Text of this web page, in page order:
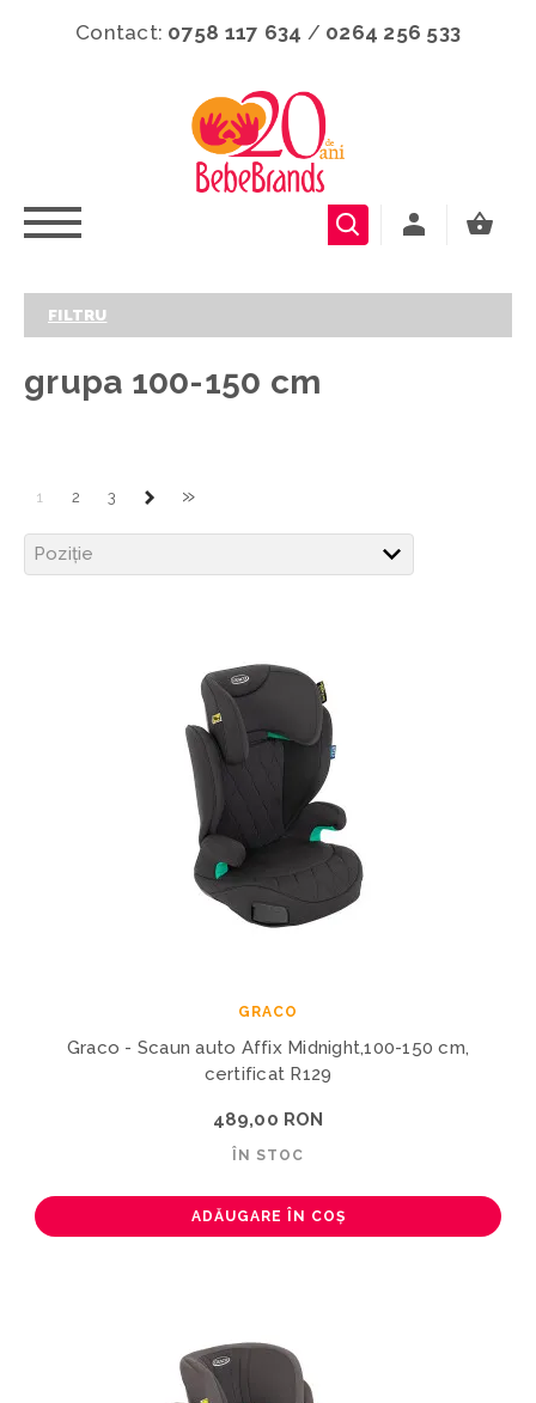
Contact: 0758 117 634 / 0264 256 533
FILTRU
grupa 100-150 cm
1 2 3 »
GRACO
Graco - Scaun auto Affix Midnight,100-150 cm,
certificat R129
489,00 RON
ÎN STOC
ADĂUGARE ÎN COȘ